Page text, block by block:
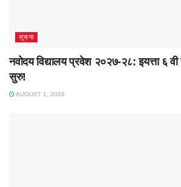
सूचना
नवोदय विद्यालय प्रवेश २०२७-२८: इयत्ता ६
सुरु!
AUGUST 1, 2026